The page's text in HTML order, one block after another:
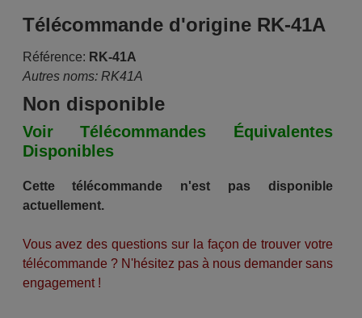
Télécommande d'origine RK-41A
Référence: RK-41A
Autres noms: RK41A
Non disponible
Voir Télécommandes Équivalentes
Disponibles
Cette télécommande n'est pas disponible
actuellement.
Vous avez des questions sur la façon de trouver votre
télécommande ? N'hésitez pas à nous demander sans
engagement !